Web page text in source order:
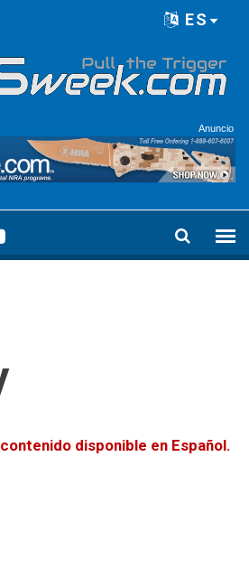
ES
Anuncio
disponible en Español.